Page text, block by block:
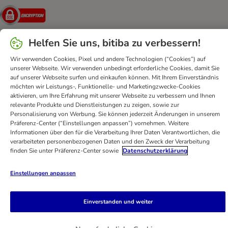
Security
FAQ & Kontakt
Allgemeine Geschäftsbedingungen
Datenschutz
Impressum
Digital Services Act
Versandinformationen
Zahlungsarten
Vertrag widerrufen
Entsorgungs-und Umweltbestimmungen
Erklärung zur Barrierefreiheit
bitiba GmbH 2026
Helfen Sie uns, bitiba zu verbessern!
Wir verwenden Cookies, Pixel und andere Technologien (“Cookies”) auf
unserer Webseite. Wir verwenden unbedingt erforderliche Cookies, damit Sie
auf unserer Webseite surfen und einkaufen können. Mit Ihrem Einverständnis
möchten wir Leistungs-, Funktionelle- und Marketingzwecke-Cookies
aktivieren, um Ihre Erfahrung mit unserer Webseite zu verbessern und Ihnen
relevante Produkte und Dienstleistungen zu zeigen, sowie zur
Personalisierung von Werbung. Sie können jederzeit Änderungen in unserem
Präferenz-Center (“Einstellungen anpassen”) vornehmen. Weitere
Informationen über den für die Verarbeitung Ihrer Daten Verantwortlichen, die
verarbeiteten personenbezogenen Daten und den Zweck der Verarbeitung
finden Sie unter Präferenz-Center sowie Datenschutzerklärung
Einstellungen anpassen
Einverstanden und weiter